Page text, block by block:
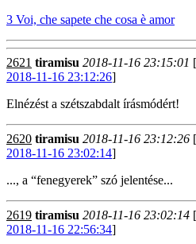
3 Voi, che sapete che cosa è amor
2621 tiramisu 2018-11-16 23:15:01
2018-11-16 23:12:26]
Elnézést a szétszabdalt írásmódért!
2620 tiramisu 2018-11-16 23:12:26
2018-11-16 23:02:14]
..., a “fenegyerek” szó jelentése...
2619 tiramisu 2018-11-16 23:02:14
2018-11-16 22:56:34]